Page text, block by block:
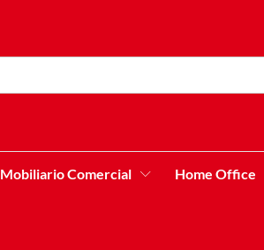
Mobiliario Comercial Home Office